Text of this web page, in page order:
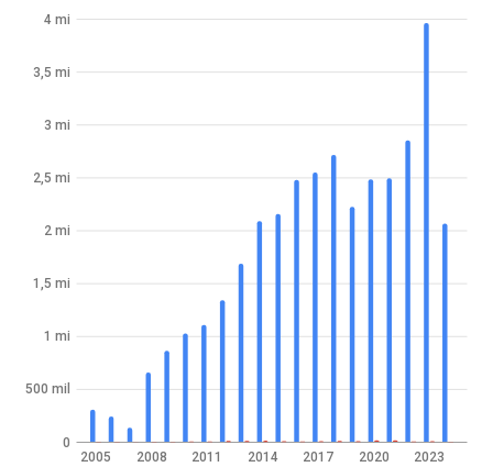
2005 2008 2011 2014 2017 2020 2023
0
500 mil
1 mi
1,5 mi
2 mi
2,5 mi
3 mi
3,5 mi
4 mi